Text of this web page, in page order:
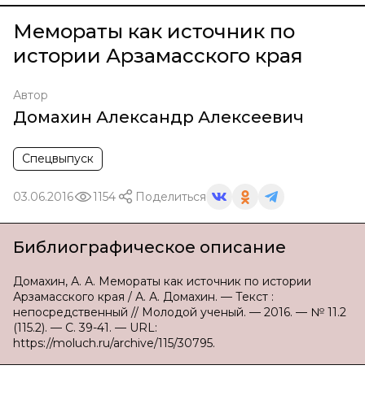
Мемораты как источник по
истории Арзамасского края
Автор
Домахин Александр Алексеевич
Спецвыпуск
03.06.2016 1154 Поделиться
Библиографическое описание
Домахин, А. А. Мемораты как источник по истории
Арзамасского края / А. А. Домахин. — Текст :
непосредственный // Молодой ученый. — 2016. — № 11.2
(115.2). — С. 39-41. — URL:
https://moluch.ru/archive/115/30795.